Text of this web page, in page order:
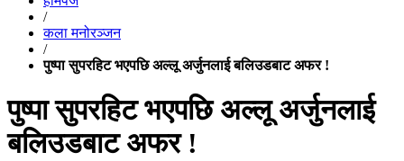
/
कला मनोरञ्जन
/
पुष्पा सुपरहिट भएपछि अल्लू अर्जुनलाई बलिउडबाट अफर !
पुष्पा सुपरहिट भएपछि अल्लू अर्जुनलाई
बलिउडबाट अफर !